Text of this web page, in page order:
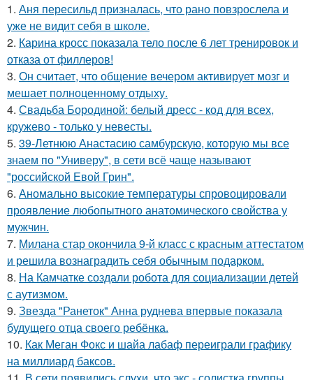
1. Аня пересильд призналась, что рано повзрослела и
уже не видит себя в школе.
2. Карина кросс показала тело после 6 лет тренировок и
отказа от филлеров!
3. Он считает, что общение вечером активирует мозг и
мешает полноценному отдыху.
4. Свадьба Бородиной: белый дресс - код для всех,
кружево - только у невесты.
5. 39-Летнюю Анастасию самбурскую, которую мы все
знаем по "Универу", в сети всё чаще называют
"российской Евой Грин".
6. Аномально высокие температуры спровоцировали
проявление любопытного анатомического свойства у
мужчин.
7. Милана стар окончила 9-й класс с красным аттестатом
и решила вознаградить себя обычным подарком.
8. На Камчатке создали робота для социализации детей
с аутизмом.
9. Звезда "Ранеток" Анна руднева впервые показала
будущего отца своего ребёнка.
10. Как Меган Фокс и шайа лабаф переиграли графику
на миллиард баксов.